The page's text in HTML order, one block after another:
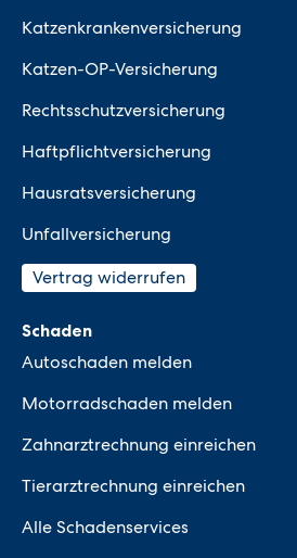
Katzenkrankenversicherung
Katzen-OP-Versicherung
Rechtsschutzversicherung
Haftpflichtversicherung
Hausratsversicherung
Unfallversicherung
Vertrag widerrufen
Schaden
Autoschaden melden
Motorradschaden melden
Zahnarztrechnung einreichen
Tierarztrechnung einreichen
Alle Schadenservices